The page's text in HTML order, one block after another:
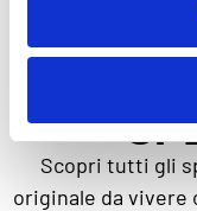
Scopri tutti gli
originale da vivere